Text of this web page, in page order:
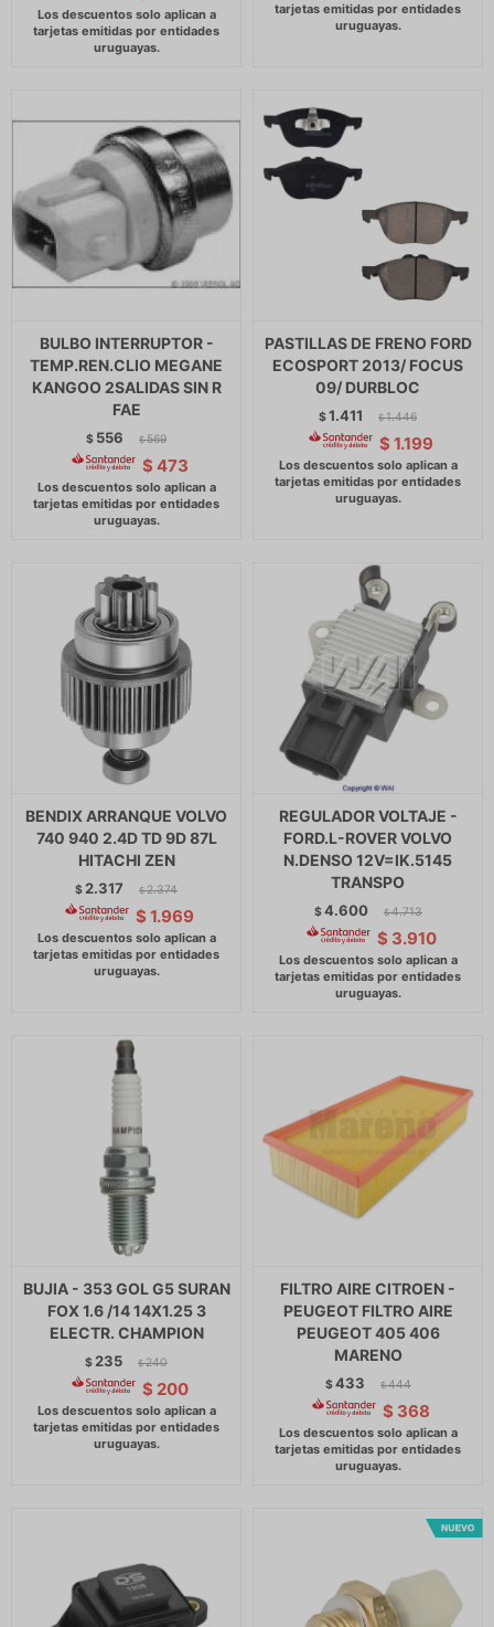
BULBO INTERRUPTOR -
TEMP.REN.CLIO MEGANE
KANGOO 2SALIDAS SIN R
FAE
$ 556 $ 569
$ 473
PASTILLAS DE FRENO FORD
ECOSPORT 2013/ FOCUS
09/ DURBLOC
$1.411 $ 1.446
$ 1.199
BENDIX ARRANQUE VOLVO
740 940 2.4D TD 9D 87L
HITACHI ZEN
$ 2.317 $ 2.374
$ 1.969
REGULADOR VOLTAJE -
FORD.L-ROVER VOLVO
N.DENSO 12V=IK.5145
TRANSPO
$4.600 $ 4.713
$ 3.910
BUJIA - 353 GOL G5 SURAN
FOX 1.6 /14 14X1.25 3
ELECTR. CHAMPION
$ 235 $ 240
$ 200
FILTRO AIRE CITROEN -
PEUGEOT FILTRO AIRE
PEUGEOT 405 406
MARENO
$433 $ 444
$ 368